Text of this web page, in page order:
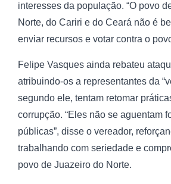
interesses da população. “O povo
Norte, do Cariri e do Ceará não é
enviar recursos e votar contra o
Felipe Vasques ainda rebateu
atribuindo-os a representantes da
segundo ele, tentam retomar
corrupção. “Eles não se aguentam
públicas”, disse o vereador,
trabalhando com seriedade e
povo de Juazeiro do Norte.